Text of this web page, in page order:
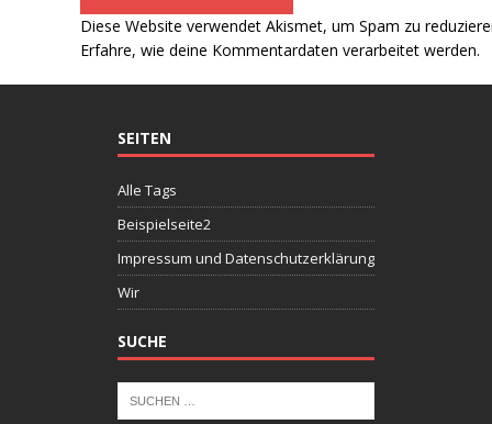
Diese Website verwendet Akismet, um Spam zu
Erfahre, wie deine Kommentardaten verarbeitet werden.
SEITEN
Alle Tags
Beispielseite2
Impressum und Datenschutzerklärung
Wir
SUCHE